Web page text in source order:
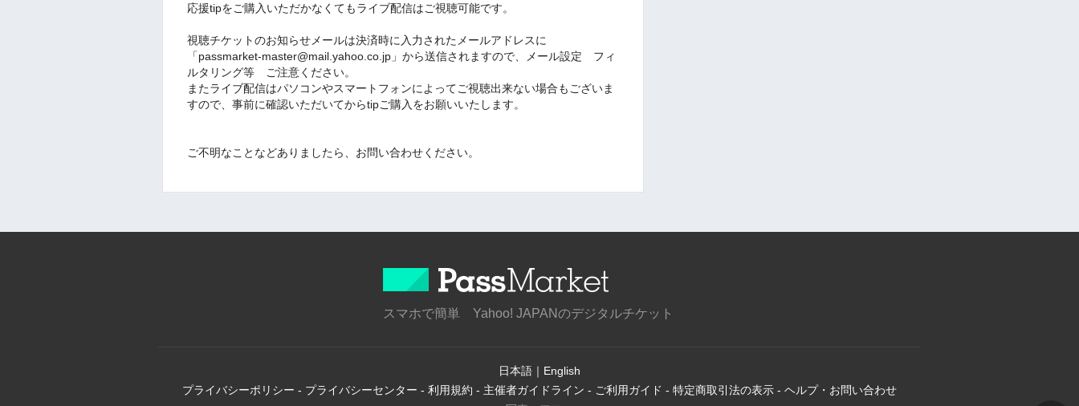
応援tipをご購入いただかなくてもライブ配信はご視聴可能です。
視聴チケットのお知らせメールは決済時に入力されたメールアドレスに
「passmarket-master@mail.yahoo.co.jp」から送信されますので、メール設定 フィ
ルタリング等 ご注意ください。
またライブ配信はパソコンやスマートフォンによってご視聴出来ない場合もございま
すので、事前に確認いただいてからtipご購入をお願いいたします。
ご不明なことなどありましたら、お問い合わせください。
スマホで簡単 Yahoo! JAPANのデジタルチケット
日本語 ｜ English
プライバシーポリシー - プライバシーセンター - 利用規約 - 主催者ガイドライン - ご利用ガイド - 特定商取引法の表示 - ヘルプ・お問い合わせ